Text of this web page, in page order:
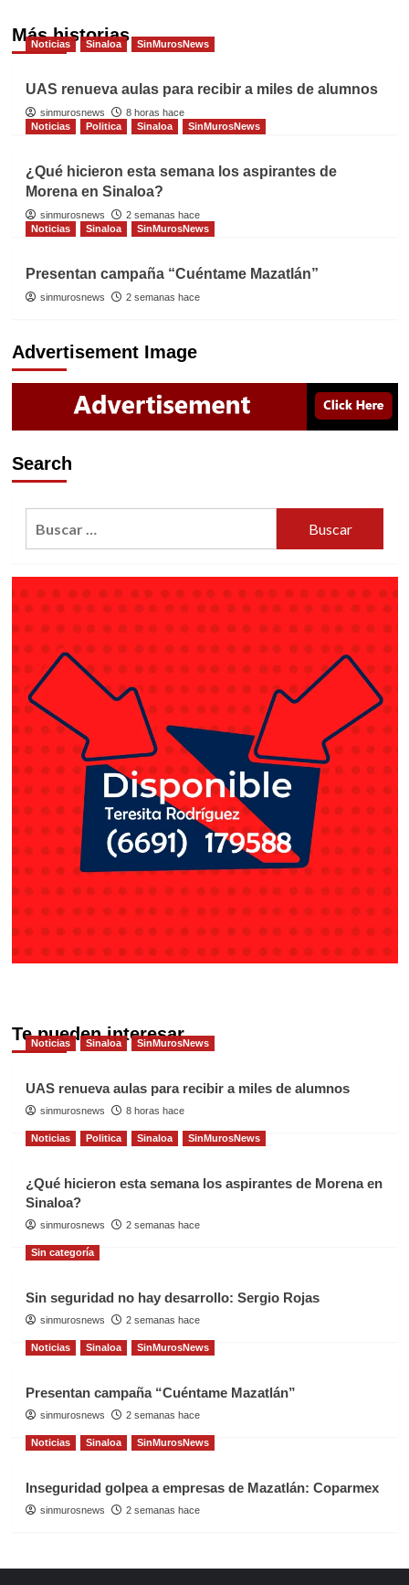
Más historias
Noticias Sinaloa SinMurosNews
UAS renueva aulas para recibir a miles de alumnos
sinmurosnews
8 horas hace
Noticias
Politica Sinaloa SinMurosNews
¿Qué hicieron esta semana los aspirantes de
Morena en Sinaloa?
sinmurosnews
2 semanas hace
Noticias
Sinaloa SinMurosNews
Presentan campaña “Cuéntame Mazatlán”
sinmurosnews 2 semanas hace
Advertisement Image
Search
Te pueden interesar
Noticias Sinaloa SinMurosNews
UAS renueva aulas para recibir a miles de alumnos
sinmurosnews 8 horas hace
Noticias Politica Sinaloa SinMurosNews
¿Qué hicieron esta semana los aspirantes de Morena en
Sinaloa?
sinmurosnews 2 semanas hace
Sin categoría
Sin seguridad no hay desarrollo: Sergio Rojas
sinmurosnews 2 semanas hace
Noticias Sinaloa SinMurosNews
Presentan campaña “Cuéntame Mazatlán”
sinmurosnews 2 semanas hace
Noticias Sinaloa SinMurosNews
Inseguridad golpea a empresas de Mazatlán: Coparmex
sinmurosnews 2 semanas hace